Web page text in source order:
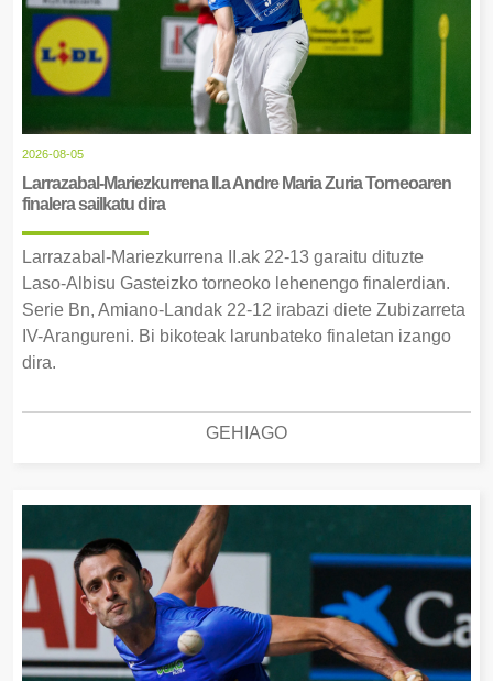
2026-08-05
Larrazabal-Mariezkurrena II.a Andre Maria Zuria Torneoaren
finalera sailkatu dira
Larrazabal-Mariezkurrena II.ak 22-13 garaitu dituzte
Laso-Albisu Gasteizko torneoko lehenengo finalerdian.
Serie Bn, Amiano-Landak 22-12 irabazi diete Zubizarreta
IV-Arangureni. Bi bikoteak larunbateko finaletan izango
dira.
GEHIAGO